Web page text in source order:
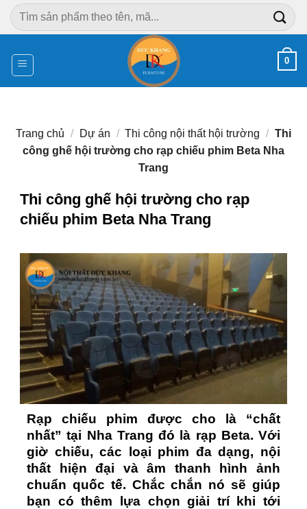
Chuyển
đến
dung
Tìm
kiếm:
0
Trang chủ / Dự án / Thi công nội thất hội trường / Thi
công ghế hội trường cho rạp chiếu phim Beta Nha
Trang
Thi công ghế hội trường cho rạp
chiếu phim Beta Nha Trang
Rạp chiếu phim được cho là “chất
nhất” tại Nha Trang đó là rạp Beta. Với
giờ chiếu, các loại phim đa dạng, nội
thất hiện đại và âm thanh hình ảnh
chuẩn quốc tế. Chắc chắn nó sẽ giúp
bạn có thêm lựa chọn giải trí khi tới